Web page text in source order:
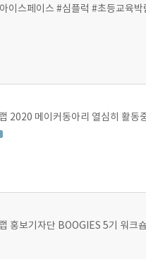
이스페이스 #심플럭 #초등교육박
2020 메이커동아리 열심히 활동
홍보기자단 BOOGIES 5기 워크숍